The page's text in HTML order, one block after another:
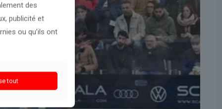
des
publicité et
ou qu’ils ont
tout